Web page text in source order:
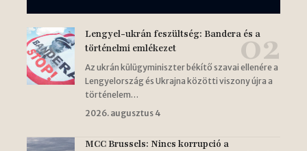
Lengyel-ukrán feszültség: Bandera és a
történelmi emlékezet
Az ukrán külügyminiszter békítő szavai ellenére a
Lengyelország és Ukrajna közötti viszony újra a
történelem…
2026. augusztus 4
MCC Brussels: Nincs korrupció a